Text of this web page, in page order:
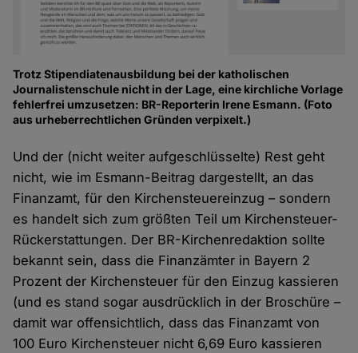
Trotz Stipendiatenausbildung bei der katholischen
Journalistenschule nicht in der Lage, eine kirchliche Vorlage
fehlerfrei umzusetzen: BR-Reporterin Irene Esmann. (Foto
aus urheberrechtlichen Gründen verpixelt.)
Und der (nicht weiter aufgeschlüsselte) Rest geht
nicht, wie im Esmann-Beitrag dargestellt, an das
Finanzamt, für den Kirchensteuereinzug – sondern
es handelt sich zum größten Teil um Kirchensteuer-
Rückerstattungen. Der BR-Kirchenredaktion sollte
bekannt sein, dass die Finanzämter in Bayern 2
Prozent der Kirchensteuer für den Einzug kassieren
(und es stand sogar ausdrücklich in der Broschüre –
damit war offensichtlich, dass das Finanzamt von
100 Euro Kirchensteuer nicht 6,69 Euro kassieren